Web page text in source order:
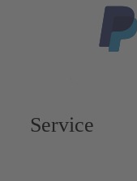
Service